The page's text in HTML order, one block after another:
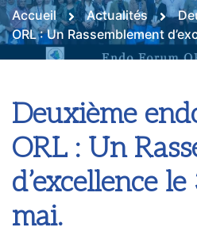
Accueil Actualités
ORL : Un Rassemblement
Deuxième
ORL : Un
d’excellence
mai.